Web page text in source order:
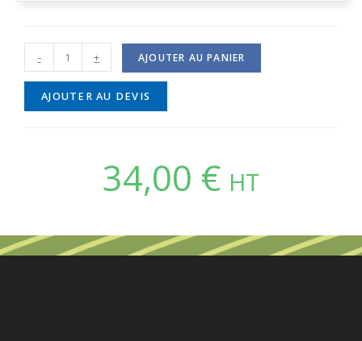
- + AJOUTER AU PANIER
AJOUTER AU DEVIS
34,00 € HT